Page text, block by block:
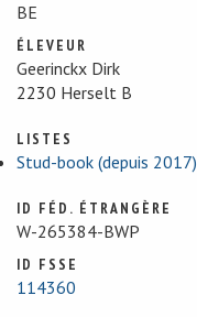
BE
ÉLEVEUR
Geerinckx Dirk
2230 Herselt B
LISTES
Stud-book (depuis 2017)
ID FÉD. ÉTRANGÈRE
W-265384-BWP
ID FSSE
114360